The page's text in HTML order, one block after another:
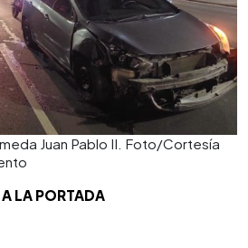
Juan Pablo II. Foto/Cortesía
A LA PORTADA